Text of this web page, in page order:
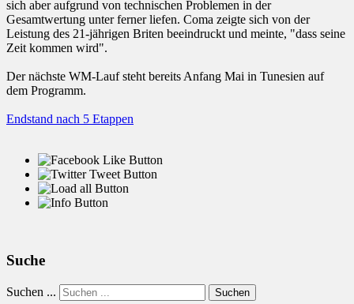
sich aber aufgrund von technischen Problemen in der
Gesamtwertung unter ferner liefen. Coma zeigte sich von der
Leistung des 21-jährigen Briten beeindruckt und meinte, "dass seine
Zeit kommen wird".
Der nächste WM-Lauf steht bereits Anfang Mai in Tunesien auf
dem Programm.
Endstand nach 5 Etappen
Suche
Suchen ... Suchen